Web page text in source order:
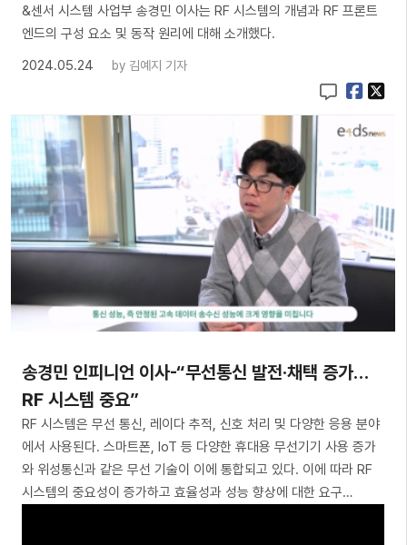
&센서 시스템 사업부 송경민 이사는 RF 시스템의 개념과 RF 프론트
엔드의 구성 요소 및 동작 원리에 대해 소개했다.
2024.05.24
by 김예지 기자
송경민 인피니언 이사-“무선통신 발전·채택 증가…
RF 시스템 중요”
RF 시스템은 무선 통신, 레이다 추적, 신호 처리 및 다양한 응용 분야
에서 사용된다. 스마트폰, IoT 등 다양한 휴대용 무선기기 사용 증가
와 위성통신과 같은 무선 기술이 이에 통합되고 있다. 이에 따라 RF
시스템의 중요성이 증가하고 효율성과 성능 향상에 대한 요구…